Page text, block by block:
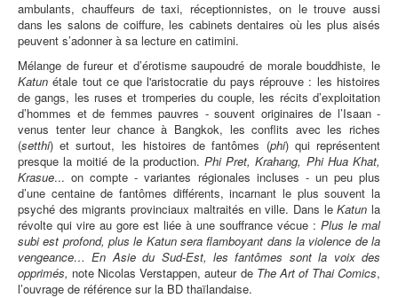
ambulants, chauffeurs de taxi, réceptionnistes, on le trouve aussi
dans les salons de coiffure, les cabinets dentaires où les plus aisés
peuvent s’adonner à sa lecture en catimini.
Mélange de fureur et d’érotisme saupoudré de morale bouddhiste, le
Katun étale tout ce que l'aristocratie du pays réprouve : les histoires
de gangs, les ruses et tromperies du couple, les récits d’exploitation
d’hommes et de femmes pauvres - souvent originaires de l’Isaan -
venus tenter leur chance à Bangkok, les conflits avec les riches
(setthi) et surtout, les histoires de fantômes (phi) qui représentent
presque la moitié de la production.Phi Pret, Krahang, Phi Hua Khat,
Krasue... on compte - variantes régionales incluses - un peu plus
d’une centaine de fantômes différents, incarnant le plus souvent la
psyché des migrants provinciaux maltraités en ville. Dans leKatun la
révolte qui vire au gore est liée à une souffrance vécue : Plus le mal
subi est profond, plus le Katun sera flamboyant dans la violence de la
vengeance… En Asie du Sud-Est, les fantômes sont la voix des
opprimés, note Nicolas Verstappen, auteur de The Art of Thai Comics,
l’ouvrage de référence sur la BD thaïlandaise.